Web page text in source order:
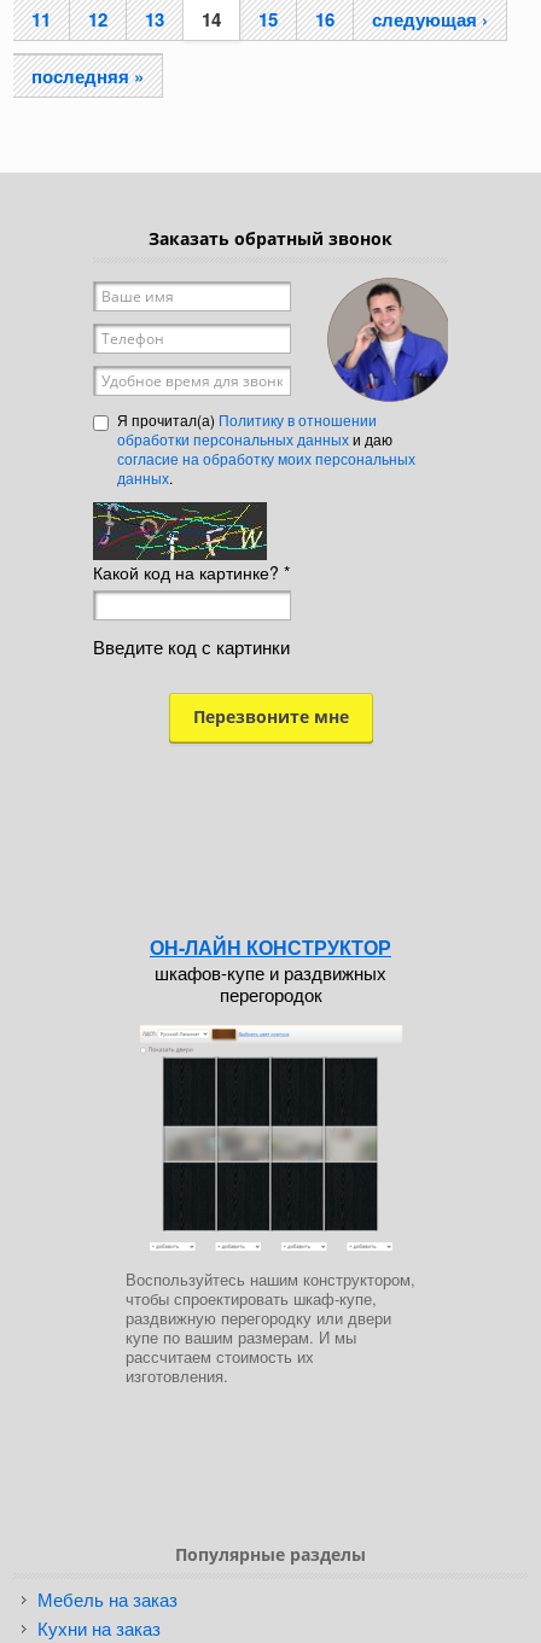
11 12 13 14 15 16 следующая ›
последняя »
Заказать обратный звонок
Ваше имя
Телефон
Удобное время для звонка
Я прочитал(а) Политику в отношении
обработки персональных данныхи даю
согласие на обработку моих персональных
данных.
Какой код на картинке? *
Введите код с картинки
ОН-ЛАЙН КОНСТРУКТОР
шкафов-купе и раздвижных
перегородок
Воспользуйтесь нашим конструктором,
чтобы спроектировать шкаф-купе,
раздвижную перегородку или двери
купе по вашим размерам. И мы
рассчитаем стоимость их
изготовления.
Популярные разделы
Мебель на заказ
Кухни на заказ